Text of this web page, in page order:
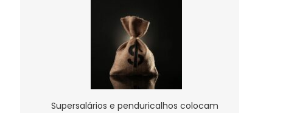
Supersalários e penduricalhos colocam